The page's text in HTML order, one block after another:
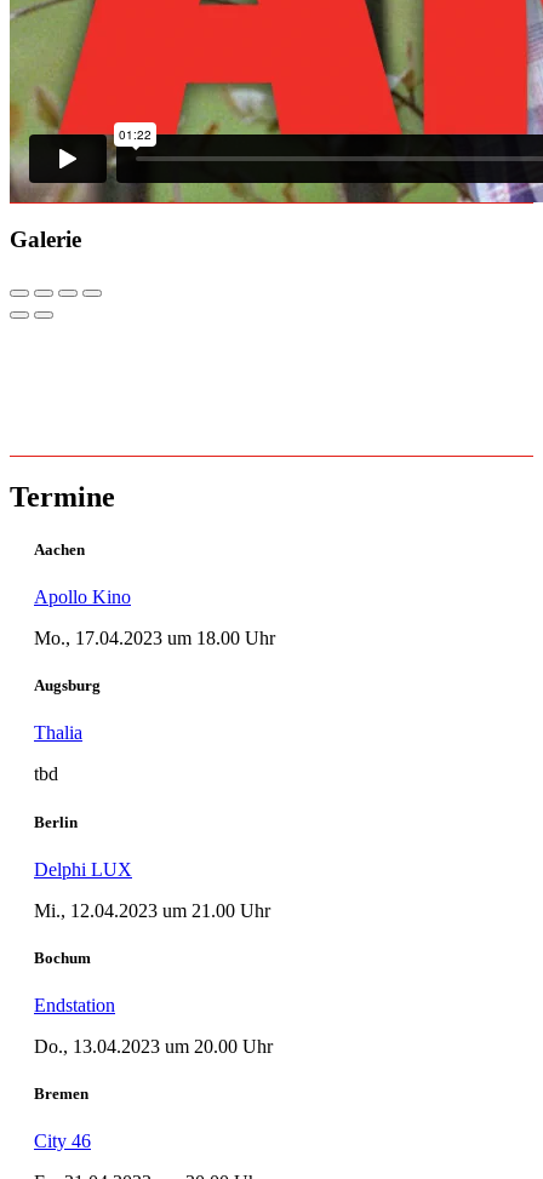
Galerie
Termine
Aachen
Apollo Kino
Mo., 17.04.2023 um 18.00 Uhr
Augsburg
Thalia
tbd
Berlin
Delphi LUX
Mi., 12.04.2023 um 21.00 Uhr
Bochum
Endstation
Do., 13.04.2023 um 20.00 Uhr
Bremen
City 46